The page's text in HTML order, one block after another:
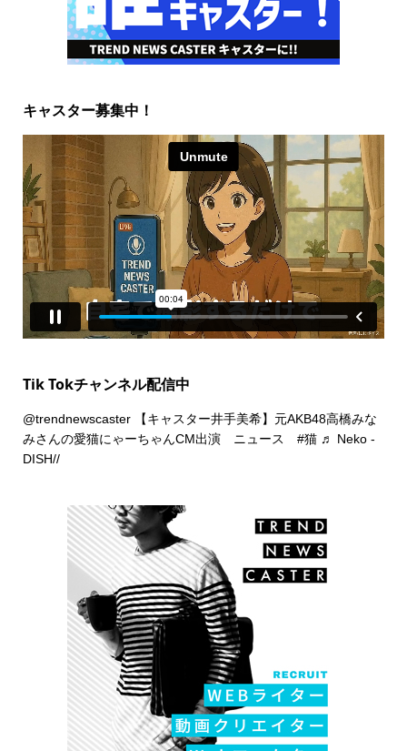
キャスター募集中！
Tik Tokチャンネル配信中
@trendnewscaster【キャスター井手美希】元AKB48高橋みな
みさんの愛猫にゃーちゃんCM出演 ニュース #猫 ♬ Neko -
DISH//